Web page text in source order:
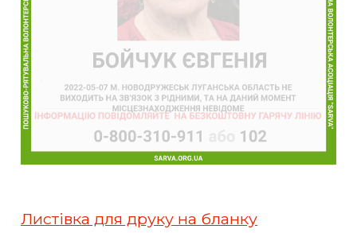
Листівка для друку на бланку